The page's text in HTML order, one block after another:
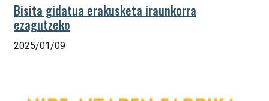
Bisita gidatua erakusketa iraunkorra
ezagutzeko
2025/01/09